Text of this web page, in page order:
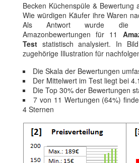
Becken Küchenspüle & Bewertung
Wie würdigen Käufer ihre Waren
Als Antwort wurde die
Amazonbewertungen für 11
Test statistisch analysiert. In
zugehörige Illustration für
Die Skala der Bewertungen
Der Mittelwert im Test liegt bei
Die Top 30% der Bewertungen
7 von 11 Wertungen (64%)
4 Sternen